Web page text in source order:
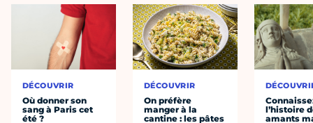
DÉCOUVRIR
Où donner son
sang à Paris cet
été ?
DÉCOUVRIR
On préfère
manger à la
cantine : les pâtes
l’histoire
amants